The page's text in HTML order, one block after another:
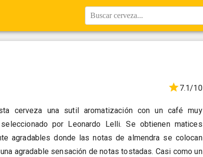
Buscar cerveza...
7.1/10
cerveza una sutil aromatización con un café muy
por Leonardo Lelli. Se obtienen matices
agradables donde las notas de almendra se colocan
agradable sensación de notas tostadas. Casi como un